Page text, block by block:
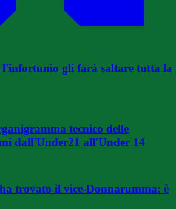
l'infortunio gli farà saltare tutta la
tecnico delle
dall'Under21 all'Under 14
trovato il vice-Donnarumma: è